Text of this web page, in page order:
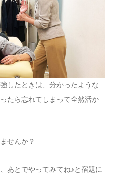
したときは、分かったような
たら忘れてしまって全然活か
せんか？
あとでやってみてね♪と宿題に